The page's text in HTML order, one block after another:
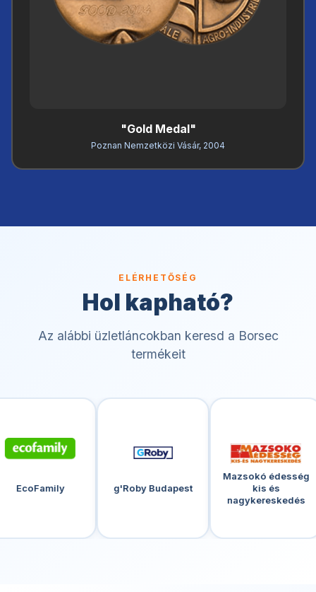
"Gold Medal"
Poznan Nemzetközi Vásár, 2004
ELÉRHETŐSÉG
Hol kapható?
Az alábbi üzletláncokban keresd a Borsec
termékeit
g'Roby Budapest
Mazsokó édesség
kis és
C+C